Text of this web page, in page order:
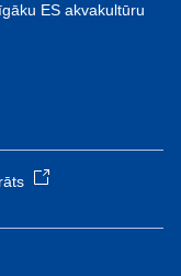
ES akvakultūru